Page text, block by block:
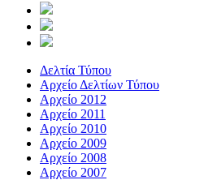
Δελτία Τύπου
Αρχείο Δελτίων Τύπου
Αρχείο 2012
Αρχείο 2011
Αρχείο 2010
Αρχείο 2009
Αρχείο 2008
Αρχείο 2007